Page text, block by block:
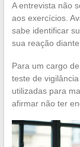
A entrevista não
aos exercícios.
sabe identificar
sua reação
Para um cargo
teste de
utilizadas para
afirmar não ter